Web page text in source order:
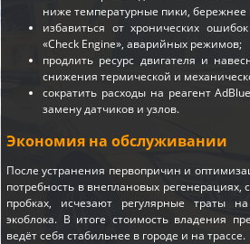
ниже температурные пики, бережнее
избавиться от хронических
«Check Engine», аварийных режимов;
продлить ресурс двигателя и
снижения термической и
сократить расходы на реагент
замену датчиков и узлов.
Экономия на обслуживании
После устранения первопричин и
потребность в внеплановых регенерациях,
пробках, исчезают регулярные траты
экоблока. В итоге стоимость владения
ведёт себя стабильнее в городе и на трассе.